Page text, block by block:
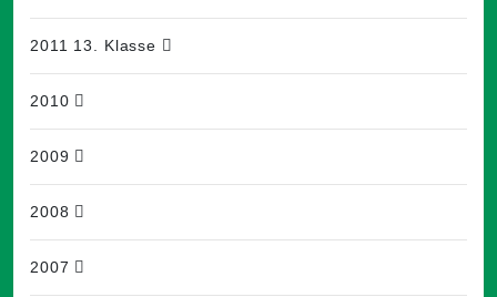
2011 13. Klasse
2010
2009
2008
2007